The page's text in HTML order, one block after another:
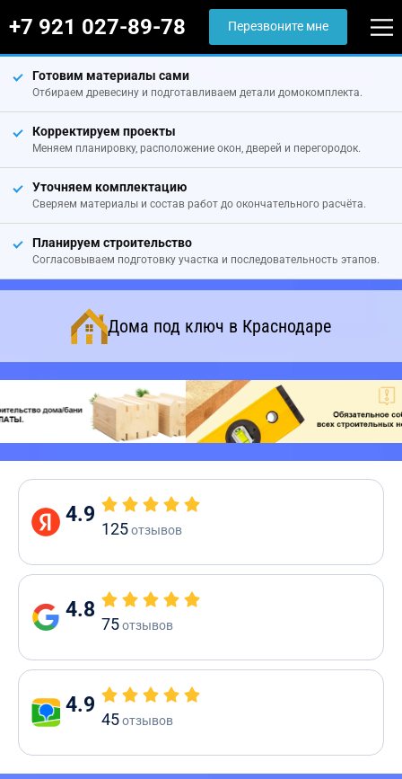
+7 921 027-89-78 Перезвоните мне
Готовим материалы сами
Отбираем древесину и подготавливаем детали домокомплекта.
Корректируем проекты
Меняем планировку, расположение окон, дверей и перегородок.
Уточняем комплектацию
Сверяем материалы и состав работ до окончательного расчёта.
Планируем строительство
Согласовываем подготовку участка и последовательность этапов.
Дома под ключ в Краснодаре
4.9
125отзывов
4.8
75отзывов
4.9
45отзывов